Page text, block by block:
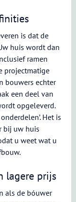
is dat de
huis wordt dan
ramen
projectmatige
bouwers echter
een deel van
opgeleverd.
Het is
bij uw huis
u weet wat u
lagere prijs
als de bóuwer